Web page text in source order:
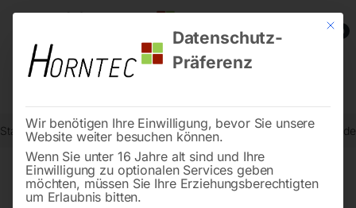
0
Start Steintrenntechnik Stein-Schneidemaschinen
Mit
Datenschutz-
Präferenz
Wir benötigen Ihre Einwilligung, bevor Sie unsere
Website weiter besuchen können.
Wenn Sie unter 16 Jahre alt sind und Ihre
Einwilligung zu optionalen Services geben
möchten, müssen Sie Ihre Erziehungsberechtigten
um Erlaubnis bitten.